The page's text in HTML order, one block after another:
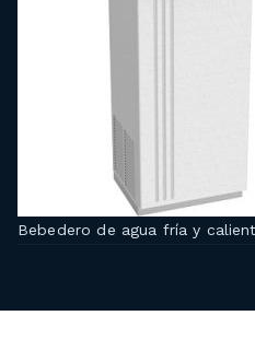
Bebedero de agua fría y